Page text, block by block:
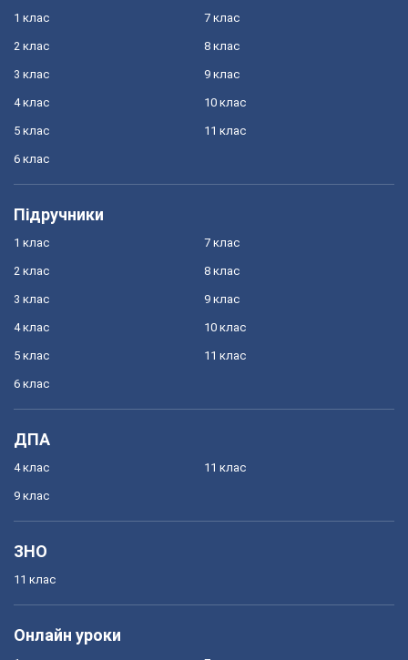
1 клас
2 клас
3 клас
4 клас
5 клас
6 клас
7 клас
8 клас
9 клас
10 клас
11 клас
Підручники
1 клас
2 клас
3 клас
4 клас
5 клас
6 клас
7 клас
8 клас
9 клас
10 клас
11 клас
ДПА
4 клас
9 клас
11 клас
ЗНО
11 клас
Онлайн уроки